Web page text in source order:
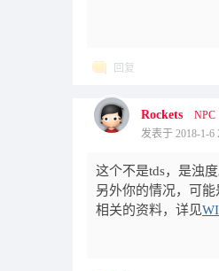
回复
Rockets
NPC
发表于 2018-1-6
这个不是tds，是浊度
另外你的情况，可能
相关的资料，详见